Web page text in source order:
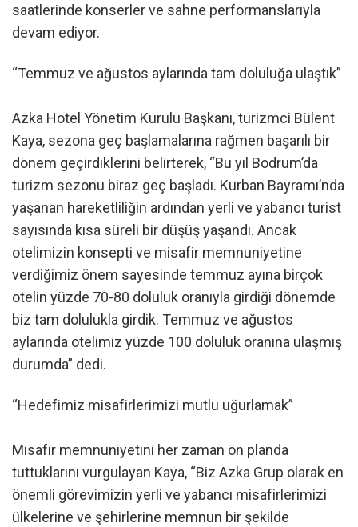
saatlerinde konserler ve sahne performanslarıyla
devam ediyor.
“Temmuz ve ağustos aylarında tam doluluğa ulaştık”
Azka Hotel Yönetim Kurulu Başkanı, turizmci Bülent
Kaya, sezona geç başlamalarına rağmen başarılı bir
dönem geçirdiklerini belirterek, “Bu yıl Bodrum’da
turizm sezonu biraz geç başladı. Kurban Bayramı’nda
yaşanan hareketliliğin ardından yerli ve yabancı turist
sayısında kısa süreli bir düşüş yaşandı. Ancak
otelimizin konsepti ve misafir memnuniyetine
verdiğimiz önem sayesinde temmuz ayına birçok
otelin yüzde 70-80 doluluk oranıyla girdiği dönemde
biz tam dolulukla girdik. Temmuz ve ağustos
aylarında otelimiz yüzde 100 doluluk oranına ulaşmış
durumda” dedi.
“Hedefimiz misafirlerimizi mutlu uğurlamak”
Misafir memnuniyetini her zaman ön planda
tuttuklarını vurgulayan Kaya, “Biz Azka Grup olarak en
önemli görevimizin yerli ve yabancı misafirlerimizi
ülkelerine ve şehirlerine memnun bir şekilde